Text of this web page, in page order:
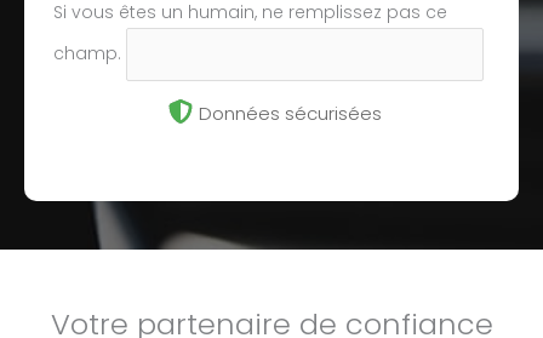
Si vous êtes un humain, ne remplissez pas ce
champ.
Données sécurisées
Votre partenaire de confiance